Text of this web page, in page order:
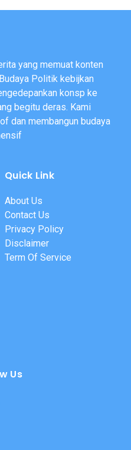
yang memuat konten
Politik kebijkan
konsp ke
begitu deras. Kami
dan membangun budaya
Quick Link
About Us
Contact Us
Privacy Policy
Disclaimer
Term Of Service
Us